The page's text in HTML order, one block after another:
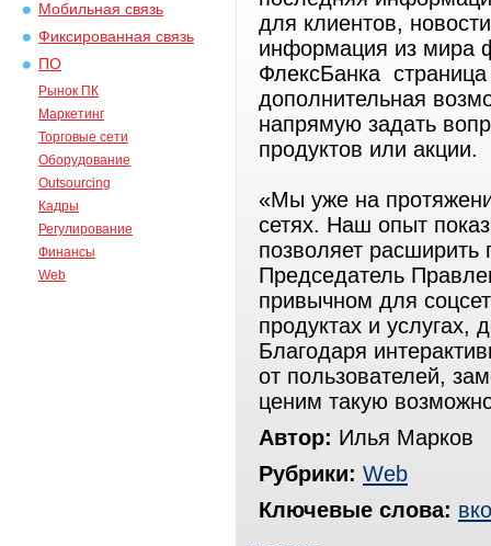
Мобильная связь
Фиксированная связь
ПО
Рынок ПК
Маркетинг
Торговые сети
Оборудование
Outsourcing
Кадры
Регулирование
Финансы
Web
для клиентов,
информация из мира
ФлексБанка страница
дополнительная
напрямую задать
продуктов или акции.
«Мы уже на
сетях. Наш опыт
позволяет
Председатель
привычном для
продуктах и
Благодаря
от пользователей,
ценим такую
Автор: Илья Марков
Рубрики: Web
Ключевые слова: